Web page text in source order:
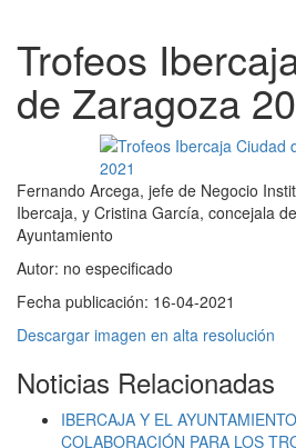
Trofeos
de Zaragoza
Fernando Arcega, jefe de Negocio
Ibercaja, y Cristina García, concejala
Ayuntamiento
Autor: no especificado
Fecha publicación: 16-04-2021
Descargar imagen en alta resolución
Noticias Relacionadas
IBERCAJA Y EL
COLABORACIÓN PARA LOS